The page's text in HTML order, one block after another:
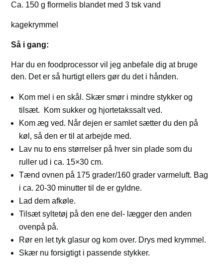
Ca. 150 g flormelis blandet med 3 tsk vand
kagekrymmel
Så i gang:
Har du en foodprocessor vil jeg anbefale dig at bruge
den. Det er så hurtigt ellers gør du det i hånden.
Kom mel i en skål. Skær smør i mindre stykker og
tilsæt. Kom sukker og hjortetakssalt ved.
Kom æg ved. Når dejen er samlet sætter du den på
køl, så den er til at arbejde med.
Lav nu to ens størrelser på hver sin plade som du
ruller ud i ca. 15×30 cm.
Tænd ovnen på 175 grader/160 grader varmeluft. Bag
i ca. 20-30 minutter til de er gyldne.
Lad dem afkøle.
Tilsæt syltetøj på den ene del- lægger den anden
ovenpå på.
Rør en let tyk glasur og kom over. Drys med krymmel.
Skær nu forsigtigt i passende stykker.